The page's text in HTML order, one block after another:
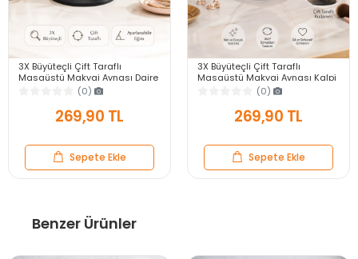
3X Büyüteçli Çift Taraflı
Masaüstü Makyaj Aynası Daire
Siyah Rose Gold Standlı
Dekoratif Yakın Ayna
(0)
269,90 TL
Sepete Ekle
3X Büyüteçli Çift Taraflı
Masaüstü Makyaj Aynası Kalpi
Siyah Rose Gold Standlı
Dekoratif Yakın Ayna
(0)
269,90 TL
Sepete Ekle
Benzer Ürünler